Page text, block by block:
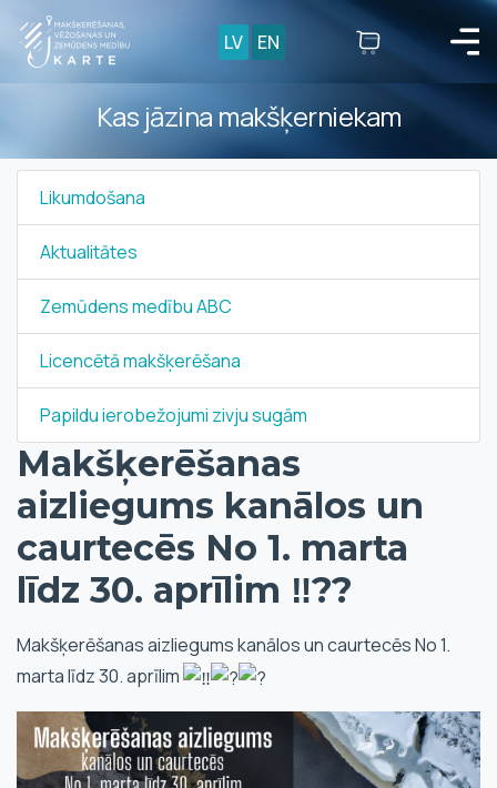
LV EN
Kas jāzina makšķerniekam
Likumdošana
Aktualitātes
Zemūdens medību ABC
Licencētā makšķerēšana
Papildu ierobežojumi zivju sugām
Makšķerēšanas
aizliegums kanālos un
caurtecēs No 1. marta
līdz 30. aprīlim ‼️??
Makšķerēšanas aizliegums kanālos un caurtecēs No 1.
marta līdz 30. aprīlim